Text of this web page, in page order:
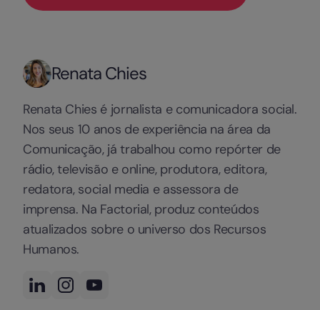
Renata Chies
Renata Chies é jornalista e comunicadora social.
Nos seus 10 anos de experiência na área da
Comunicação, já trabalhou como repórter de
rádio, televisão e online, produtora, editora,
redatora, social media e assessora de
imprensa. Na Factorial, produz conteúdos
atualizados sobre o universo dos Recursos
Humanos.